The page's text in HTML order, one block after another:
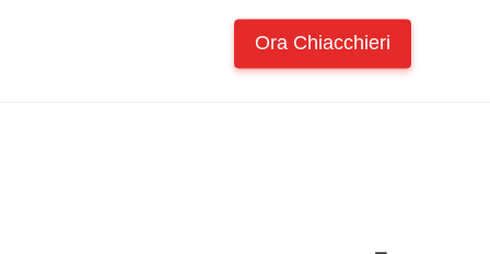
Ora Chiacchieri